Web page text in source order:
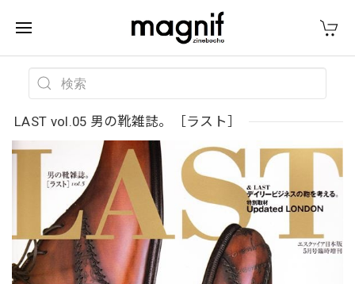
LAST vol.05 男の靴雑誌。［ラスト］